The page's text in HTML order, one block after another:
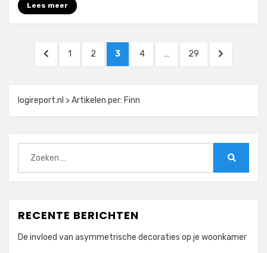
Lees meer
Berichten
VORIGEPAGINA
1 PAGINA
2 PAGINA
3 PAGINA
4 … PAGINA
29
VOLGENDE
logireport.nl >Artikelen per: Finn
naar:
RECENTE BERICHTEN
De invloed van asymmetrische decoraties op je woonkamer